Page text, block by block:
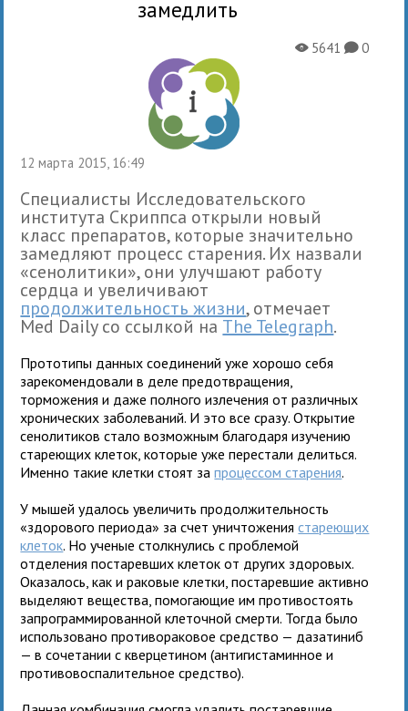
замедлить
12 марта 2015, 16:49
X5641K0
Специалисты Исследовательского
института Скриппса открыли новый
класс препаратов, которые значительно
замедляют процесс старения. Их назвали
«сенолитики», они улучшают работу
сердца и увеличивают
продолжительность жизни, отмечает
Med Daily со ссылкой на The Telegraph.
Прототипы данных соединений уже хорошо себя
зарекомендовали в деле предотвращения,
торможения и даже полного излечения от различных
хронических заболеваний. И это все сразу. Открытие
сенолитиков стало возможным благодаря изучению
стареющих клеток, которые уже перестали делиться.
Именно такие клетки стоят запроцессом старения.
У мышей удалось увеличить продолжительность
«здорового периода» за счет уничтожениястареющих
клеток. Но ученые столкнулись с проблемой
отделения постаревших клеток от других здоровых.
Оказалось, как и раковые клетки, постаревшие активно
выделяют вещества, помогающие им противостоять
запрограммированной клеточной смерти. Тогда было
использовано противораковое средство — дазатиниб
— в сочетании с кверцетином (антигистаминное и
противовоспалительное средство).